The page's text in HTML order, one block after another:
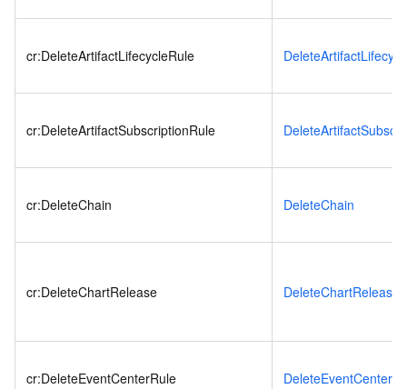
cr:DeleteArtifactLifecycleRule
cr:DeleteArtifactSubscriptionRule
cr:DeleteChain DeleteChain
cr:DeleteChartRelease DeleteChartRelease
cr:DeleteEventCenterRule